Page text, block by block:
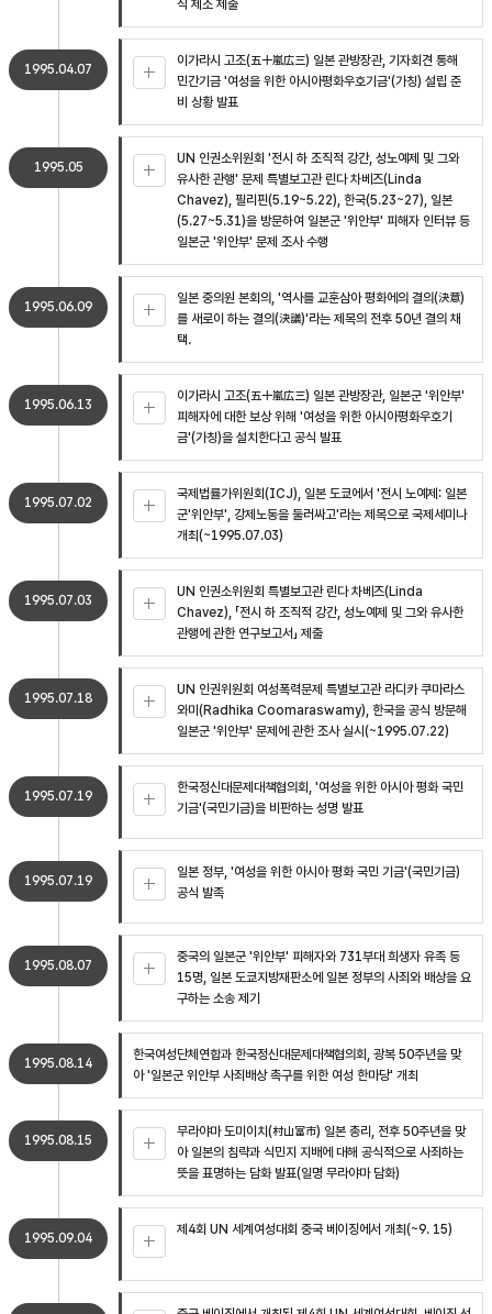
식 제소 제출
1995.04.07
이가라시 고조(五十嵐広三) 일본 관방장관, 기자회견 통해
민간기금 '여성을 위한 아시아평화우호기금'(가칭) 설립 준
비 상황 발표
1995.05
UN 인권소위원회 '전시 하 조직적 강간, 성노예제 및 그와
유사한 관행' 문제 특별보고관 린다 차베즈(Linda
Chavez), 필리핀(5.19~5.22), 한국(5.23~27), 일본
(5.27~5.31)을 방문하여 일본군 '위안부' 피해자 인터뷰 등
일본군 '위안부' 문제 조사 수행
1995.06.09
일본 중의원 본회의, '역사를 교훈삼아 평화에의 결의(決意)
를 새로이 하는 결의(決議)'라는 제목의 전후 50년 결의 채
택.
1995.06.13
이가라시 고조(五十嵐広三) 일본 관방장관, 일본군 '위안부'
피해자에 대한 보상 위해 '여성을 위한 아시아평화우호기
금'(가칭)을 설치한다고 공식 발표
1995.07.02
국제법률가위원회(ICJ), 일본 도쿄에서 '전시 노예제: 일본
군'위안부', 강제노동을 둘러싸고'라는 제목으로 국제세미나
개최(~1995.07.03)
1995.07.03
UN 인권소위원회 특별보고관 린다 차베즈(Linda
Chavez), 「전시 하 조직적 강간, 성노예제 및 그와 유사한
관행에 관한 연구보고서」 제출
1995.07.18
UN 인권위원회 여성폭력문제 특별보고관 라디카 쿠마라스
와미(Radhika Coomaraswamy), 한국을 공식 방문해
일본군 '위안부' 문제에 관한 조사 실시(~1995.07.22)
1995.07.19
한국정신대문제대책협의회, '여성을 위한 아시아 평화 국민
기금'(국민기금)을 비판하는 성명 발표
1995.07.19
일본 정부, '여성을 위한 아시아 평화 국민 기금'(국민기금)
공식 발족
1995.08.07
중국의 일본군 '위안부' 피해자와 731부대 희생자 유족 등
15명, 일본 도쿄지방재판소에 일본 정부의 사죄와 배상을 요
구하는 소송 제기
1995.08.14
한국여성단체연합과 한국정신대문제대책협의회, 광복 50주년을 맞
아 '일본군 위안부 사죄배상 촉구를 위한 여성 한마당' 개최
1995.08.15
무라야마 도미이치(村山富市) 일본 총리, 전후 50주년을 맞
아 일본의 침략과 식민지 지배에 대해 공식적으로 사죄하는
뜻을 표명하는 담화 발표(일명 무라야마 담화)
1995.09.04
제4회 UN 세계여성대회 중국 베이징에서 개최(~9. 15)